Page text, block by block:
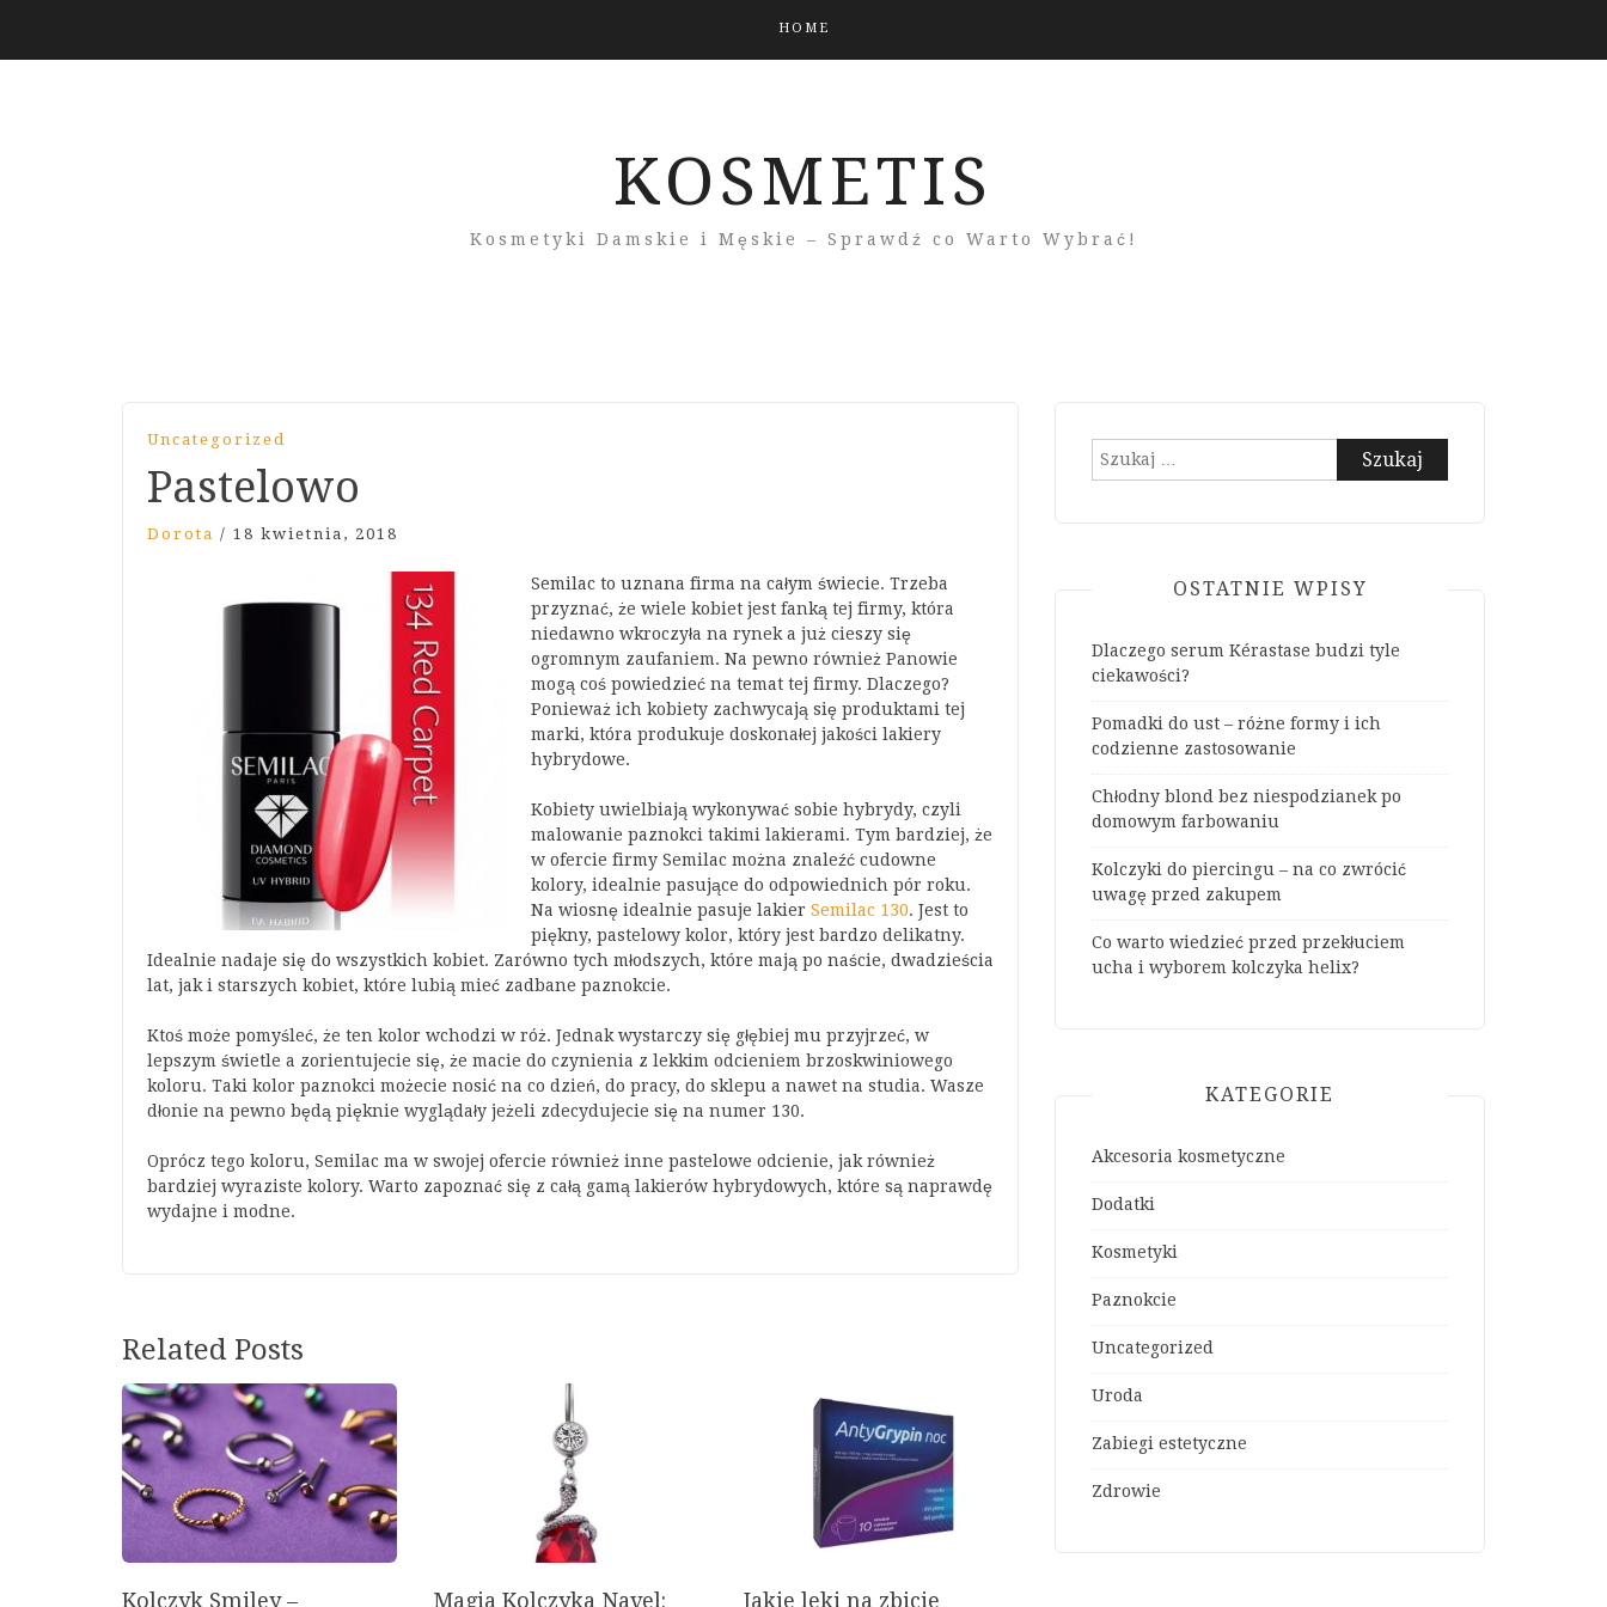
HOME
KOSMETIS
Kosmetyki Damskie i Męskie – Sprawdź co Warto Wybrać!
Uncategorized
Pastelowo
Dorota / 18 kwietnia, 2018
Semilac to uznana firma na całym świecie. Trzeba
przyznać, że wiele kobiet jest fanką tej firmy, która
niedawno wkroczyła na rynek a już cieszy się
ogromnym zaufaniem. Na pewno również Panowie
mogą coś powiedzieć na temat tej firmy. Dlaczego?
Ponieważ ich kobiety zachwycają się produktami tej
marki, która produkuje doskonałej jakości lakiery
hybrydowe.
Kobiety uwielbiają wykonywać sobie hybrydy, czyli
malowanie paznokci takimi lakierami. Tym bardziej, że
w ofercie firmy Semilac można znaleźć cudowne
kolory, idealnie pasujące do odpowiednich pór roku.
Na wiosnę idealnie pasuje lakier Semilac 130. Jest to
piękny, pastelowy kolor, który jest bardzo delikatny.
Idealnie nadaje się do wszystkich kobiet. Zarówno tych młodszych, które mają po naście, dwadzieścia
lat, jak i starszych kobiet, które lubią mieć zadbane paznokcie.
Ktoś może pomyśleć, że ten kolor wchodzi w róż. Jednak wystarczy się głębiej mu przyjrzeć, w
lepszym świetle a zorientujecie się, że macie do czynienia z lekkim odcieniem brzoskwiniowego
koloru. Taki kolor paznokci możecie nosić na co dzień, do pracy, do sklepu a nawet na studia. Wasze
dłonie na pewno będą pięknie wyglądały jeżeli zdecydujecie się na numer 130.
Oprócz tego koloru, Semilac ma w swojej ofercie również inne pastelowe odcienie, jak również
bardziej wyraziste kolory. Warto zapoznać się z całą gamą lakierów hybrydowych, które są naprawdę
wydajne i modne.
Related Posts
Kolczyk Smiley – Magia Kolczyka Navel: Jakie leki na zbicie
Szukaj:
OSTATNIE WPISY
Dlaczego serum Kérastase budzi tyle
ciekawości?
Pomadki do ust – różne formy i ich
codzienne zastosowanie
Chłodny blond bez niespodzianek po
domowym farbowaniu
Kolczyki do piercingu – na co zwrócić
uwagę przed zakupem
Co warto wiedzieć przed przekłuciem
ucha i wyborem kolczyka helix?
KATEGORIE
Akcesoria kosmetyczne
Dodatki
Kosmetyki
Paznokcie
Uncategorized
Uroda
Zabiegi estetyczne
Zdrowie